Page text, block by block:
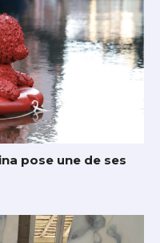
pose une de ses